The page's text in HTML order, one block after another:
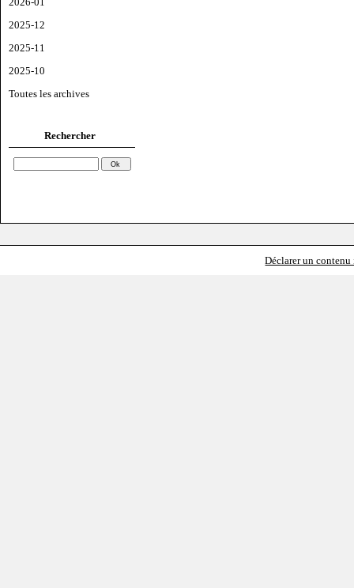
2025-12
2025-11
2025-10
Toutes les archives
Rechercher
Déclarer un